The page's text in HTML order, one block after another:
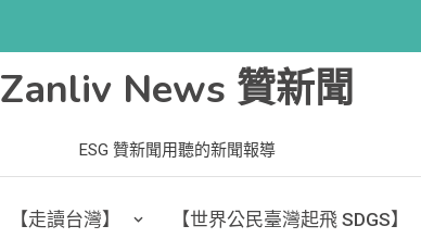
Zanliv News 贊新聞
ESG 贊新聞用聽的新聞報導
【走讀台灣】 【世界公民臺灣起飛 SDGS】